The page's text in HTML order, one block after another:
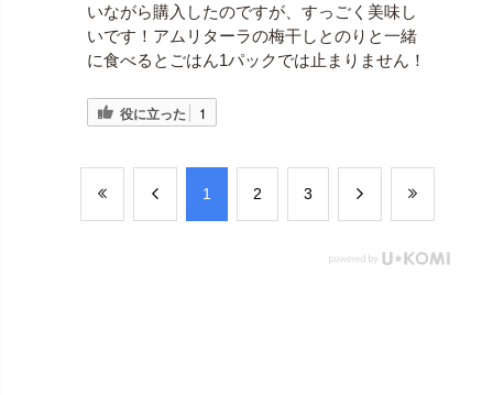
いながら購入したのですが、すっごく美味し
いです！アムリターラの梅干しとのりと一緒
に食べるとごはん1パックでは止まりません！
役に立った 1
​1 ​2 ​3